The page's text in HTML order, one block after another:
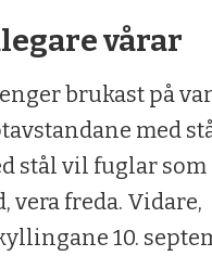
vårar
brukast på
med
stål vil fuglar
vera freda. Vidare,
10.